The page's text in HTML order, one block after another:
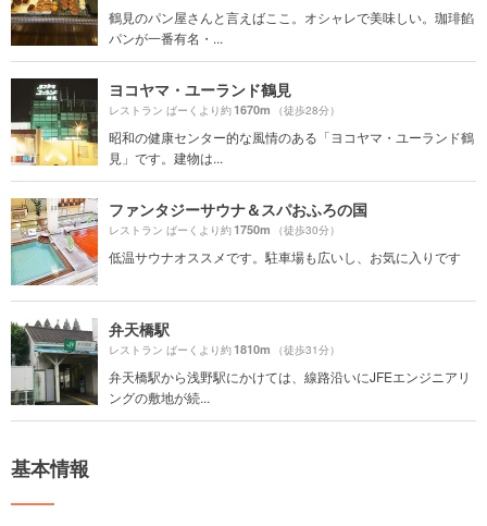
鶴見のパン屋さんと言えばここ。オシャレで美味しい。珈琲餡
パンが一番有名・...
ヨコヤマ・ユーランド鶴見
レストラン ばーくより約1670m （徒歩28分）
昭和の健康センター的な風情のある「ヨコヤマ・ユーランド鶴
見」です。建物は...
ファンタジーサウナ＆スパおふろの国
レストラン ばーくより約1750m （徒歩30分）
低温サウナオススメです。駐車場も広いし、お気に入りです
弁天橋駅
レストラン ばーくより約1810m （徒歩31分）
弁天橋駅から浅野駅にかけては、線路沿いにJFEエンジニアリ
ングの敷地が続...
基本情報